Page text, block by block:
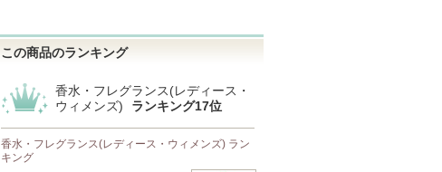
この商品のランキング
香水・フレグランス(レディース・
ウィメンズ)
ランキング17位
香水・フレグランス(レディース・ウィメンズ) ラン
キング